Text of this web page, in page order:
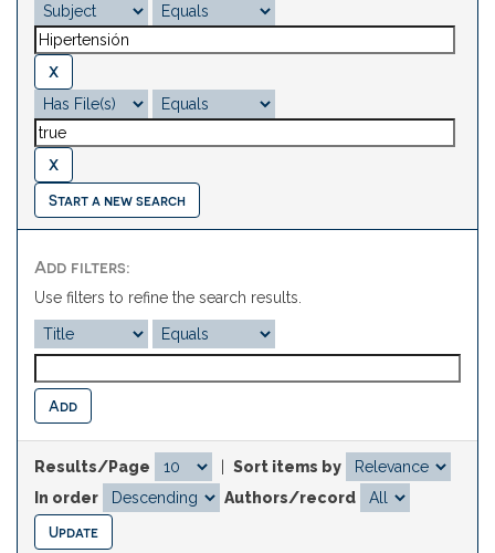
Start a new search
Add filters:
Use filters to refine the search results.
Results/Page
Sort items by
In order
Authors/record